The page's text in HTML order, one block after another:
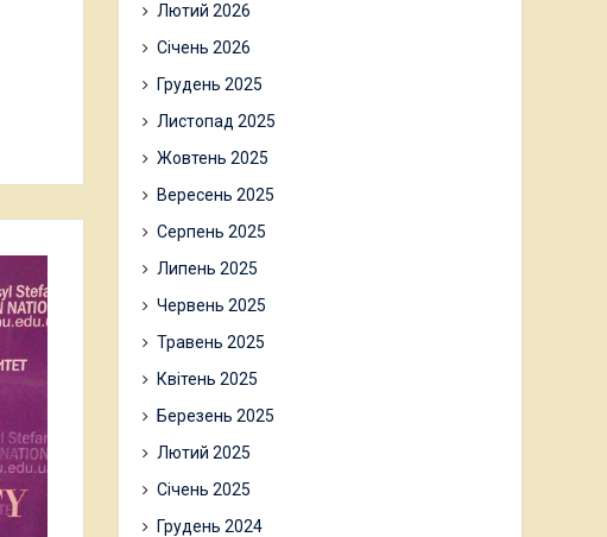
Лютий 2026
Січень 2026
Грудень 2025
Листопад 2025
Жовтень 2025
Вересень 2025
Серпень 2025
Липень 2025
Червень 2025
Травень 2025
Квітень 2025
Березень 2025
Лютий 2025
Січень 2025
Грудень 2024